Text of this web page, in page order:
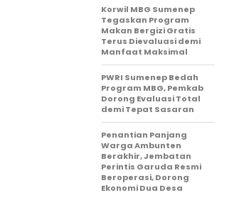
Korwil MBG Sumenep
Tegaskan Program
Makan Bergizi Gratis
Terus Dievaluasi demi
Manfaat Maksimal
PWRI Sumenep Bedah
Program MBG, Pemkab
Dorong Evaluasi Total
demi Tepat Sasaran
Penantian Panjang
Warga Ambunten
Berakhir, Jembatan
Perintis Garuda Resmi
Beroperasi, Dorong
Ekonomi Dua Desa